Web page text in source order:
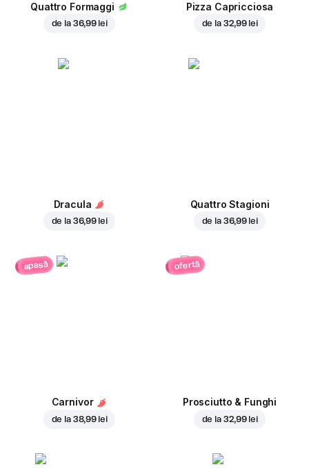
Quattro Formaggi
de la 36,99 lei
Pizza Capricciosa
de la 32,99 lei
Dracula
de la 36,99 lei
Quattro Stagioni
de la 36,99 lei
apasă
Carnivor
de la 38,99 lei
ofertă
Prosciutto & Funghi
de la 32,99 lei